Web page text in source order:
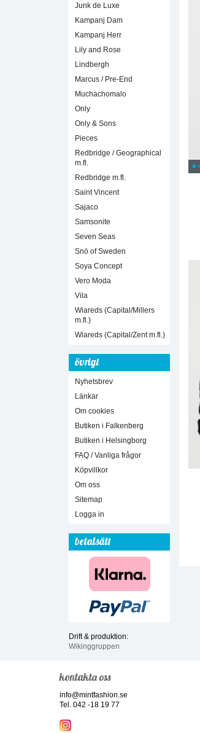
Junk de Luxe
Kampanj Dam
Kampanj Herr
Lily and Rose
Lindbergh
Marcus / Pre-End
Muchachomalo
Only
Only & Sons
Pieces
Redbridge / Geographical
m.fl.
Redbridge m.fl.
Saint Vincent
Sajaco
Samsonite
Seven Seas
Snö of Sweden
Soya Concept
Vero Moda
Vila
Wiareds (Capital/Millers
m.fl.)
Wiareds (Capital/Zent m.fl.)
övrigt
Nyhetsbrev
Länkar
Om cookies
Butiken i Falkenberg
Butiken i Helsingborg
FAQ / Vanliga frågor
Köpvillkor
Om oss
Sitemap
Logga in
betalsätt
Drift & produktion:
Wikinggruppen
kontakta oss
info@mintfashion.se
Tel. 042 -18 19 77